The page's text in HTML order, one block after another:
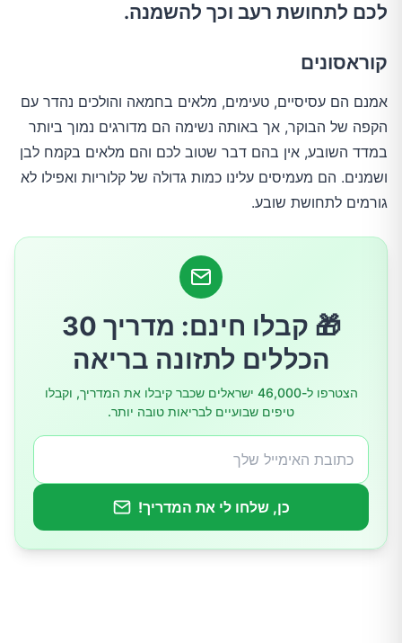
לכם לתחושת רעב וכך להשמנה.
קוראסונים
אמנם הם עסיסיים, טעימים, מלאים בחמאה והולכים נהדר עם
הקפה של הבוקר, אך באותה נשימה הם מדורגים נמוך ביותר
במדד השובע, אין בהם דבר שטוב לכם והם מלאים בקמח לבן
ושמנים. הם מעמיסים עלינו כמות גדולה של קלוריות ואפילו לא
גורמים לתחושת שובע.
🎁 קבלו חינם: מדריך 30
הכללים לתזונה בריאה
הצטרפו ל-46,000 ישראלים שכבר קיבלו את המדריך, וקבלו
טיפים שבועיים לבריאות טובה יותר.
כן, שלחו לי את המדריך!